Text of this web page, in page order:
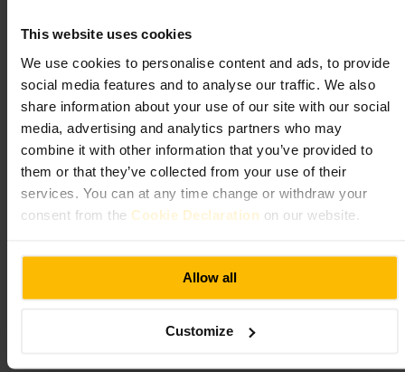
This website uses cookies
We use cookies to personalise content and ads, to provide
social media features and to analyse our traffic. We also
share information about your use of our site with our social
media, advertising and analytics partners who may
combine it with other information that you’ve provided to
them or that they’ve collected from your use of their
services. You can at any time change or withdraw your
consent from the Cookie Declaration on our website.
Allow all
Customize
Bilde /Time Out
“En uformell plass for gode nudler og
dampende dumplings.”
Asiatiskmat #Londonmat
#Hverdagsmiddag
Hva du kan forvente